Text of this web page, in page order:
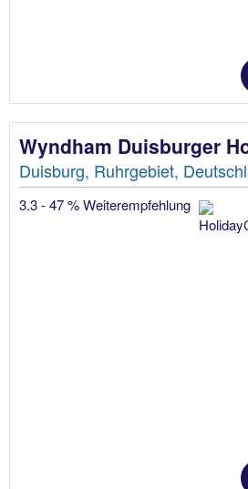
Wyndham Duisburger
Duisburg, Ruhrgebiet,
3.3 - 47 % Weiterempfehlung